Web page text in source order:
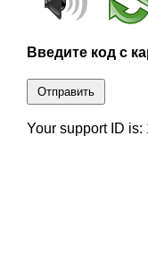
Введите код с
Отправить
Your support ID